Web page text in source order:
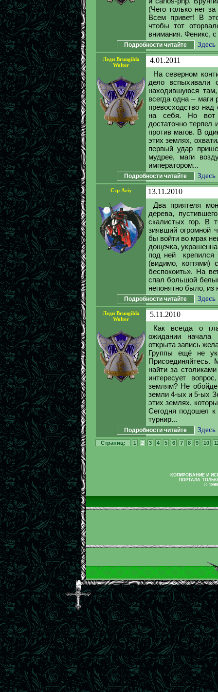
(Чего только нет
Всем привет! В
чтобы тот
внимания. Феникс,
Подробности читайте Здесь
Леди Brungilda
Wolter
4.01.2011
На северном
дело вспыхивали
находившуюся
всегда одна – маги
превосходство
на себя. Но вот
достаточно терпел
против магов. В
этих землях,
первый удар
мудрее, маги
императором...
Подробности читайте Здесь
Сэр Ariy
13.11.2010
Два приятеля
дерева,
скалистых гор. В
зиявший огромной
бы войти во мрак
дощечка,
под ней крепился
(видимо,
беспокоить». На
спал большой
непонятно было, из
Подробности читайте Здесь
Леди Brungilda
Wolter
5.11.2010
Как всегда о
ожидании начала
открыта запись
Группы ещё не
найти за
интересует
землям? Не
земли 4-ых и 5-ых
этих землях,
Сегодня подошел
турнир...
Подробности читайте Здесь
Страниц: 1 2 3 4 5 6 7 8 9 10
КОПИРОВАНИЕ И
ПОРТАЛА
©